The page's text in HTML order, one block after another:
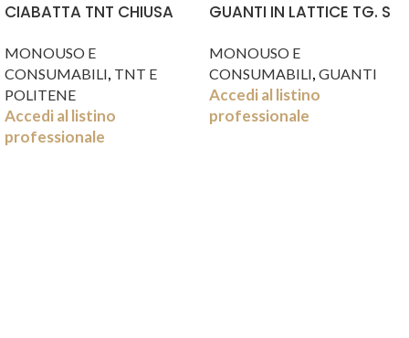
CIABATTA TNT CHIUSA
MONOUSO E
CONSUMABILI, TNT E
POLITENE
Accedi al listino
professionale
GUANTI IN LATTICE TG. S
MONOUSO E
CONSUMABILI, GUANTI
Accedi al listino
professionale